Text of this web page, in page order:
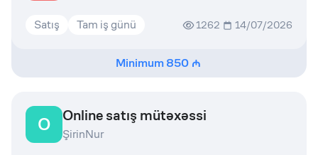
Satış Tam iş günü 1262 14/07/2026
Minimum850
O Online satış mütəxəssi
ŞirinNur